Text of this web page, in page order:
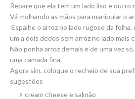
Repare que ela tem um lado liso e outro
Vá molhando as mãos para manipular o
Espalhe o arroz no lado rugoso da
um a dois dedos sem arroz no lado mais
Não ponha arroz demais e de uma vez
uma camada fina.
Agora sim, coloque o recheio de sua
sugestões
cream cheese e salmão